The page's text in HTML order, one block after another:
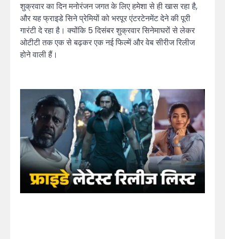
शुक्रवार का दिन मनोरंजन जगत के लिए हमेशा से ही खास रहा है,
और यह फ्राइडे सिने प्रेमियों को भरपूर एंटरटेनमेंट देने की पूरी
गारंटी दे रहा है। क्योंकि 5 दिसंबर शुक्रवार सिनेमाघरों से लेकर
ओटीटी तक एक से बढ़कर एक नई फिल्में और वेब सीरीज रिलीज
होने वाली हैं।